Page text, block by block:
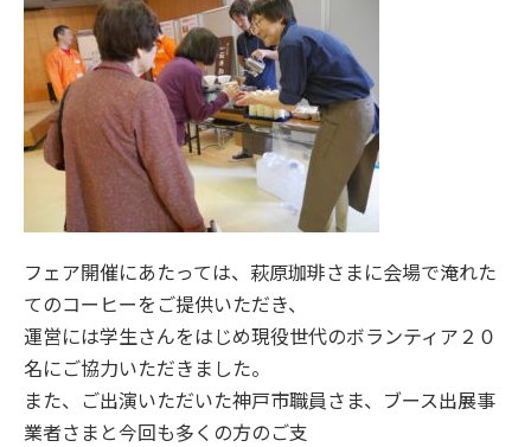
フェア開催にあたっては、萩原珈琲さまに会場で淹れた
てのコーヒーをご提供いただき、
運営には学生さんをはじめ現役世代のボランティア２０
名にご協力いただきました。
また、ご出演いただいた神戸市職員さま、ブース出展事
業者さまと今回も多くの方のご支